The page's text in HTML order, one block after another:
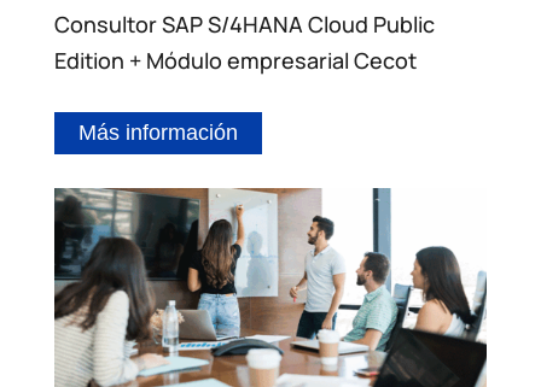
Consultor SAP S/4HANA Cloud Public
Edition + Módulo empresarial Cecot
Más información